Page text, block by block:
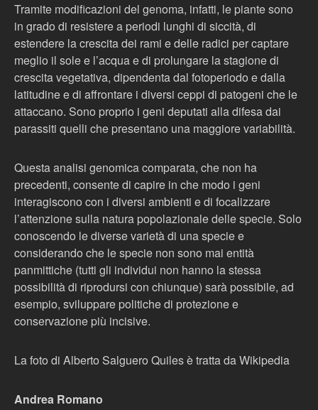
Tramite modificazioni del genoma, infatti, le piante sono
in grado di resistere a periodi lunghi di siccità, di
estendere la crescita dei rami e delle radici per captare
meglio il sole e l’acqua e di prolungare la stagione di
crescita vegetativa, dipendenta dal fotoperiodo e dalla
latitudine e di affrontare i diversi ceppi di patogeni che le
attaccano. Sono proprio i geni deputati alla difesa dai
parassiti quelli che presentano una maggiore variabilità.
Questa analisi genomica comparata, che non ha
precedenti, consente di capire in che modo i geni
interagiscono con i diversi ambienti e di focalizzare
l’attenzione sulla natura popolazionale delle specie. Solo
conoscendo le diverse varietà di una specie e
considerando che le specie non sono mai entità
panmittiche (tutti gli individui non hanno la stessa
possibilità di riprodursi con chiunque) sarà possibile, ad
esempio, sviluppare politiche di protezione e
conservazione più incisive.
La foto di Alberto Salguero Quiles è tratta da Wikipedia
Andrea Romano